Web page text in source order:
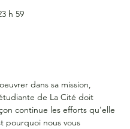
h 59
dans sa mission,
de La Cité doit
continue les efforts qu'elle
pourquoi nous vous